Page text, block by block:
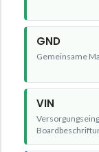
GND
Gemeinsame
VIN